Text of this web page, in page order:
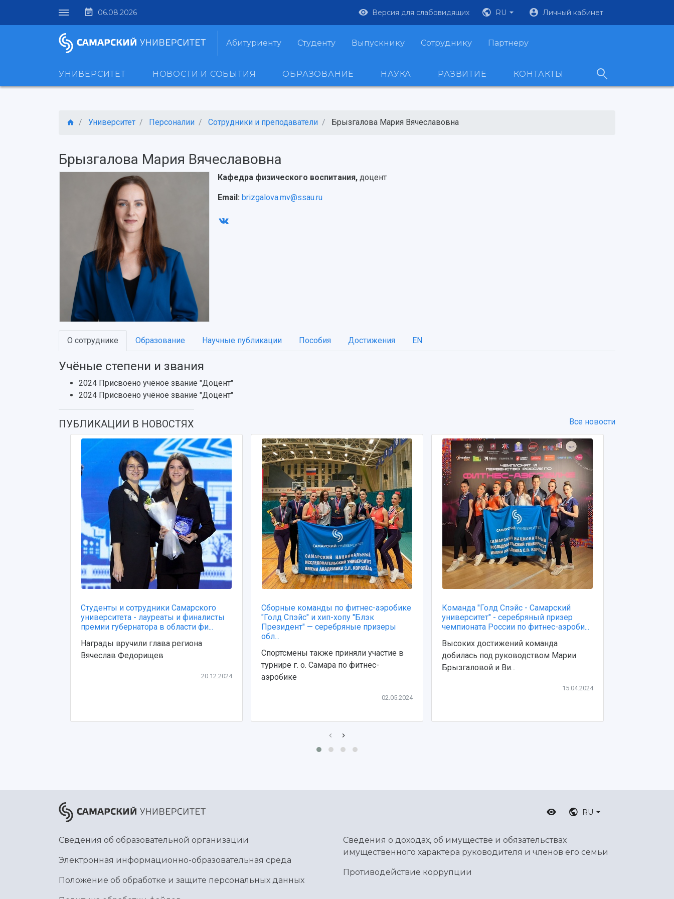
06.08.2026 Версия для слабовидящих RU Личный кабинет
Абитуриенту Студенту Выпускнику Сотруднику Партнеру
УНИВЕРСИТЕТ НОВОСТИ И СОБЫТИЯ ОБРАЗОВАНИЕ НАУКА РАЗВИТИЕ КОНТАКТЫ
Университет Персоналии Сотрудники и преподаватели Брызгалова Мария Вячеславовна
Брызгалова Мария Вячеславовна
Кафедра физического воспитания, доцент
Email: brizgalova.mv@ssau.ru
О сотруднике Образование Научные публикации Пособия Достижения EN
Учёные степени и звания
2024 Присвоено учёное звание "Доцент"
2024 Присвоено учёное звание "Доцент"
ПУБЛИКАЦИИ В НОВОСТЯХ Все новости
Студенты и сотрудники Самарского
университета - лауреаты и финалисты
премии губернатора в области фи...
Награды вручили глава региона
Вячеслав Федорищев
20.12.2024
Сборные команды по фитнес-аэробике
"Голд Спэйс" и хип-хопу "Блэк
Президент" — серебряные призеры
обл...
Спортсмены также приняли участие в
турнире г. о. Самара по фитнес-
аэробике
02.05.2024
Команда "Голд Спэйс - Самарский
университет" - серебряный призер
чемпионата России по фитнес-аэроби...
Высоких достижений команда
добилась под руководством Марии
Брызгаловой и Ви...
15.04.2024
RU
Сведения об образовательной организации
Электронная информационно-образовательная среда
Положение об обработке и защите персональных данных
Сведения о доходах, об имуществе и обязательствах
имущественного характера руководителя и членов его семьи
Противодействие коррупции